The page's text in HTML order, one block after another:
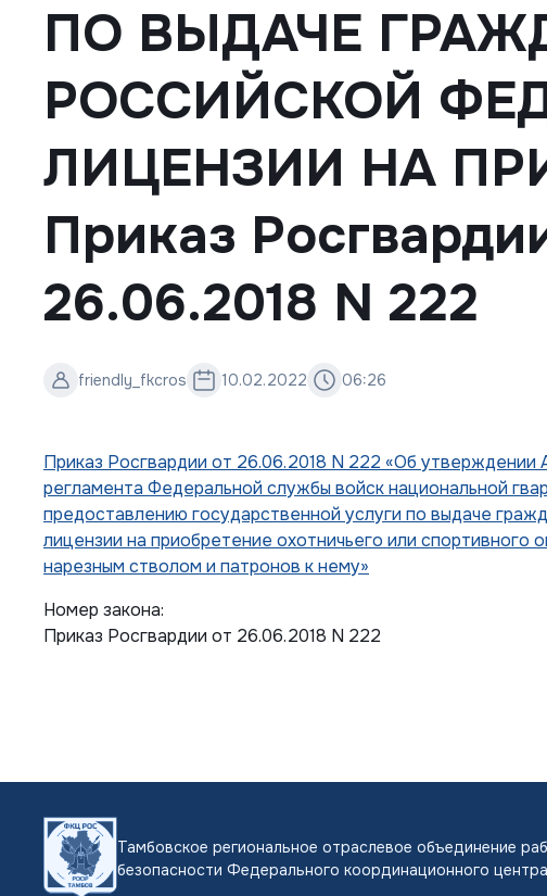
ПО ВЫДАЧЕ
РОССИЙСКОЙ
ЛИЦЕНЗИИ НА
Приказ
26.06.2018 N 222
friendly_fkcros 10.02.2022 06:26
Приказ Росгвардии от 26.06.2018 N 222 «Об утверждении
регламента Федеральной службы войск национальной
предоставлению государственной услуги по выдаче
лицензии на приобретение охотничьего или спортивного
нарезным стволом и патронов к нему»
Номер закона:
Приказ Росгвардии от 26.06.2018 N 222
Тамбовское региональное отраслевое объединение
безопасности Федерального координационного